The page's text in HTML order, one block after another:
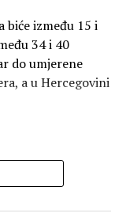
između 15 i
34 i 40
do umjerene
a u Hercegovini